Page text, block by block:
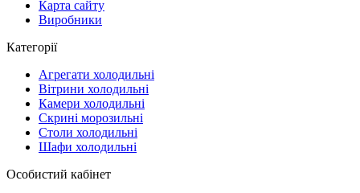
Карта сайту
Виробники
Категорії
Агрегати холодильні
Вітрини холодильні
Камери холодильні
Скрині морозильні
Столи холодильні
Шафи холодильні
Особистий кабінет